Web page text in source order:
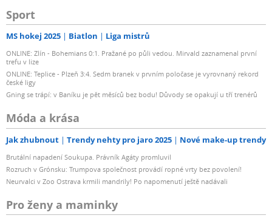
Sport
MS hokej 2025 Biatlon Liga mistrů
ONLINE: Zlín - Bohemians 0:1. Pražané po půli vedou. Mirvald zaznamenal první
trefu v lize
ONLINE: Teplice - Plzeň 3:4. Sedm branek v prvním poločase je vyrovnaný rekord
české ligy
Gning se trápí: v Baníku je pět měsíců bez bodu! Důvody se opakují u tří trenérů
Móda a krása
Jak zhubnout Trendy nehty pro jaro 2025 Nové make-up trendy
Brutální napadení Soukupa. Právník Agáty promluvil
Rozruch v Grónsku: Trumpova společnost provádí ropné vrty bez povolení!
Neurvalci v Zoo Ostrava krmili mandrily! Po napomenutí ještě nadávali
Pro ženy a maminky